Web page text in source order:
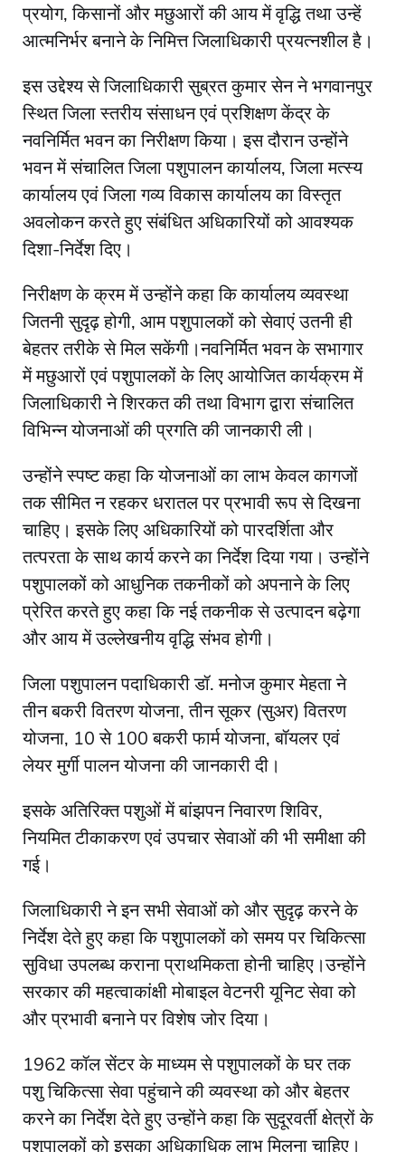
प्रयोग, किसानों और मछुआरों की आय में वृद्धि तथा उन्हें
आत्मनिर्भर बनाने के निमित्त जिलाधिकारी प्रयत्नशील है।
इस उद्देश्य से जिलाधिकारी सुब्रत कुमार सेन ने भगवानपुर
स्थित जिला स्तरीय संसाधन एवं प्रशिक्षण केंद्र के
नवनिर्मित भवन का निरीक्षण किया। इस दौरान उन्होंने
भवन में संचालित जिला पशुपालन कार्यालय, जिला मत्स्य
कार्यालय एवं जिला गव्य विकास कार्यालय का विस्तृत
अवलोकन करते हुए संबंधित अधिकारियों को आवश्यक
दिशा-निर्देश दिए।
निरीक्षण के क्रम में उन्होंने कहा कि कार्यालय व्यवस्था
जितनी सुदृढ़ होगी, आम पशुपालकों को सेवाएं उतनी ही
बेहतर तरीके से मिल सकेंगी।नवनिर्मित भवन के सभागार
में मछुआरों एवं पशुपालकों के लिए आयोजित कार्यक्रम में
जिलाधिकारी ने शिरकत की तथा विभाग द्वारा संचालित
विभिन्न योजनाओं की प्रगति की जानकारी ली।
उन्होंने स्पष्ट कहा कि योजनाओं का लाभ केवल कागजों
तक सीमित न रहकर धरातल पर प्रभावी रूप से दिखना
चाहिए। इसके लिए अधिकारियों को पारदर्शिता और
तत्परता के साथ कार्य करने का निर्देश दिया गया। उन्होंने
पशुपालकों को आधुनिक तकनीकों को अपनाने के लिए
प्रेरित करते हुए कहा कि नई तकनीक से उत्पादन बढ़ेगा
और आय में उल्लेखनीय वृद्धि संभव होगी।
जिला पशुपालन पदाधिकारी डॉ. मनोज कुमार मेहता ने
तीन बकरी वितरण योजना, तीन सूकर (सुअर) वितरण
योजना, 10 से 100 बकरी फार्म योजना, बॉयलर एवं
लेयर मुर्गी पालन योजना की जानकारी दी।
इसके अतिरिक्त पशुओं में बांझपन निवारण शिविर,
नियमित टीकाकरण एवं उपचार सेवाओं की भी समीक्षा की
गई।
जिलाधिकारी ने इन सभी सेवाओं को और सुदृढ़ करने के
निर्देश देते हुए कहा कि पशुपालकों को समय पर चिकित्सा
सुविधा उपलब्ध कराना प्राथमिकता होनी चाहिए।उन्होंने
सरकार की महत्वाकांक्षी मोबाइल वेटनरी यूनिट सेवा को
और प्रभावी बनाने पर विशेष जोर दिया।
1962 कॉल सेंटर के माध्यम से पशुपालकों के घर तक
पशु चिकित्सा सेवा पहुंचाने की व्यवस्था को और बेहतर
करने का निर्देश देते हुए उन्होंने कहा कि सुदूरवर्ती क्षेत्रों के
पशुपालकों को इसका अधिकाधिक लाभ मिलना चाहिए।